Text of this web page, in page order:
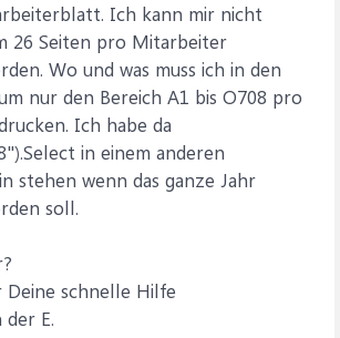
Ich kann mir nicht
26 Seiten pro Mitarbeiter
Wo und was muss ich in den
nur den Bereich A1 bis O708 pro
Ich habe da
in einem anderen
stehen wenn das ganze Jahr
soll.
schnelle Hilfe
der E.